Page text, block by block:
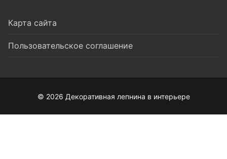
Карта сайта
Пользовательское соглашение
© 2026 Декоративная лепнина в интерьере